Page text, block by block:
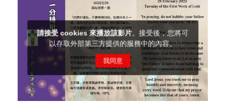
【信仰之旅】第十一集：「教 會」—林必能
神父
【信仰之旅】第十集：「逾越奧蹟」— 錢玲
珠老師